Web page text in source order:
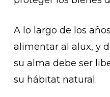
A lo largo de los
alimentar al alux, y
su alma debe ser
su hábitat natural.